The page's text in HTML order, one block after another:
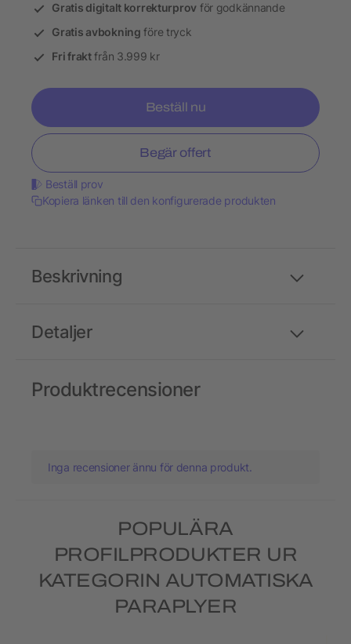
Gratis digitalt korrekturprov för godkännande
Gratis avbokning före tryck
Fri fraktfrån 3.999 kr
Beställ nu
Begär offert
Beställ prov
Kopiera länken till den konfigurerade produkten
Detaljer
Beskrivning
Produktrecensioner
Inga recensioner ännu för denna produkt.
POPULÄRA
PROFILPRODUKTER UR
KATEGORIN AUTOMATISKA
PARAPLYER